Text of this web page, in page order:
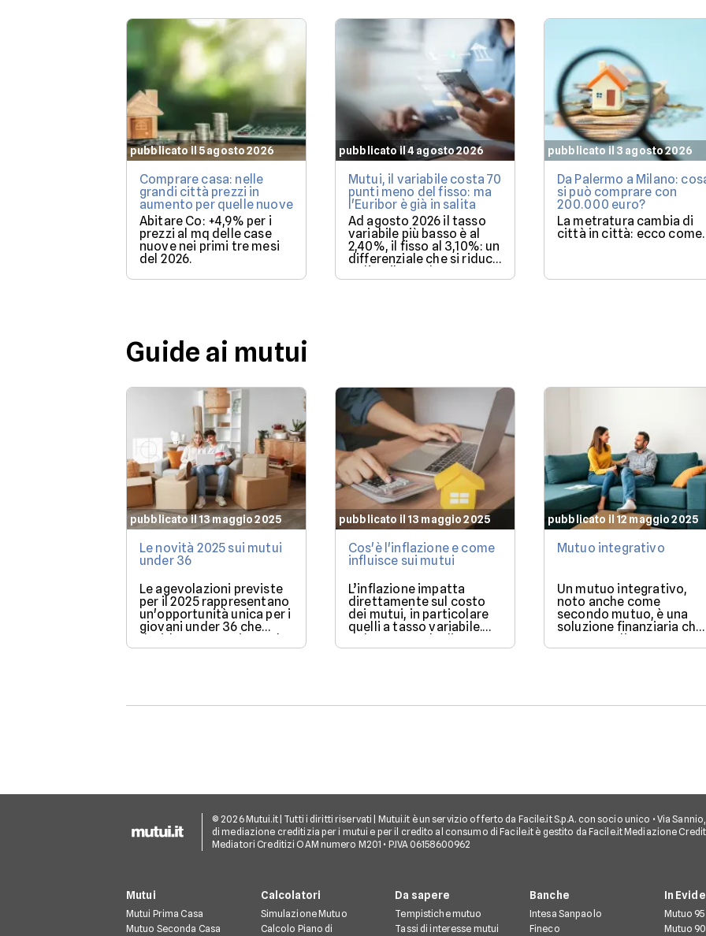
pubblicato il 5 agosto 2026
Comprare casa: nelle
grandi città prezzi in
aumento per quelle nuove
Abitare Co: +4,9% per i
prezzi al mq delle case
nuove nei primi tre mesi
del 2026.
pubblicato il 4 agosto 2026
Mutui, il variabile costa 70
punti meno del fisso: ma
l'Euribor è già in salita
Ad agosto 2026 il tasso
variabile più basso è al
2,40%, il fisso al 3,10%: un
differenziale che si riduce
se l'Euribor sale come
previsto entro dicembre.
pubblicato il 3 agosto 2026
Da Palermo a Milano:
si può comprare con
200.000 euro?
La metratura cambia di
città in città: ecco come.
Guide ai mutui
pubblicato il 13 maggio 2025
Le novità 2025 sui mutui
under 36
Le agevolazioni previste
per il 2025 rappresentano
un'opportunità unica per i
giovani under 36 che
desiderano acquistare la
loro prima casa.
pubblicato il 13 maggio 2025
Cos'è l'inflazione e come
influisce sui mutui
L’inflazione impatta
direttamente sul costo
dei mutui, in particolare
quelli a tasso variabile.
Nel 2025, con la discesa
dei tassi BCE, il mercato
una casa.
pubblicato il 12 maggio 2025
Mutuo integrativo
Un mutuo integrativo,
noto anche come
secondo mutuo, è una
soluzione finanziaria che
consente di ottenere
ulteriore liquidità
© 2026 Mutui.it | Tutti i diritti riservati | Mutui.it è un servizio offerto da Facile.it S.p.A. con socio unico • Via Sannio,
di mediazione creditizia per i mutui e per il credito al consumo di Facile.it è gestito da Facile.it Mediazione
Mediatori Creditizi OAM numero M201 • P.IVA 06158600962
Mutui
Mutui Prima Casa
Mutuo Seconda Casa
Calcolatori
Simulazione Mutuo
Calcolo Piano di
Da sapere
Tempistiche mutuo
Tassi di interesse mutui
Banche
Intesa Sanpaolo
Fineco
In
Mutuo
Mutuo